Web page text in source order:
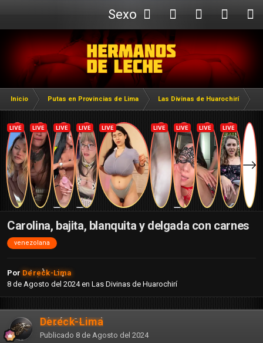
Sexo
Webcam
Inicio Putas en Provincias de Lima Las Divinas de Huarochirí
Carolina, bajita, blanquita y delgada con carnes
venezolana
Por Dereck-Lima
8 de Agosto del 2024en Las Divinas de Huarochirí
Dereck-Lima
Publicado 8 de Agosto del 2024